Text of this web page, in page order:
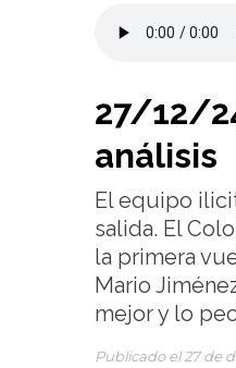
27/12/
análisis
El equipo
salida. El
la primera
Mario
mejor y lo
Publicado el 27 de